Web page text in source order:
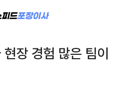
장 경험 많은 팀이